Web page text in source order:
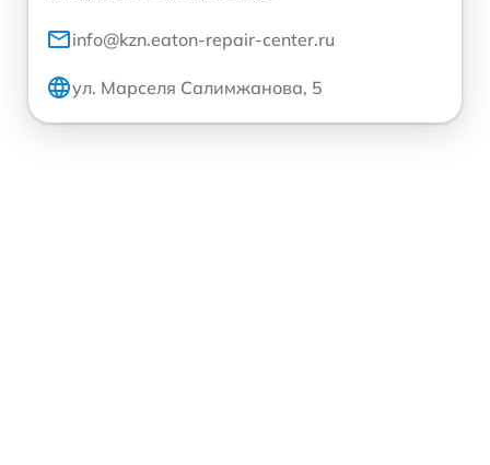
info@kzn.eaton-repair-center.ru
ул. Марселя Салимжанова, 5